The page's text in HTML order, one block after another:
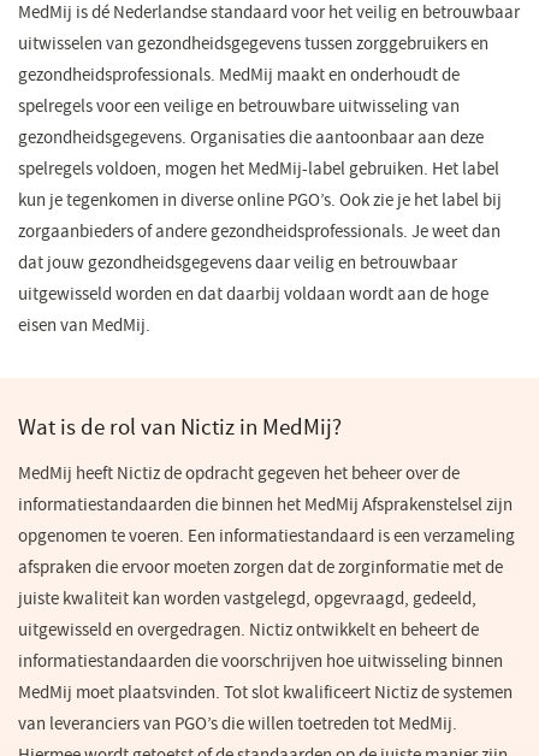
MedMij is dé Nederlandse standaard voor het veilig en betrouwbaar
uitwisselen van gezondheidsgegevens tussen zorggebruikers en
gezondheidsprofessionals. MedMij maakt en onderhoudt de
spelregels voor een veilige en betrouwbare uitwisseling van
gezondheidsgegevens. Organisaties die aantoonbaar aan deze
spelregels voldoen, mogen het MedMij-label gebruiken. Het label
kun je tegenkomen in diverse online PGO’s. Ook zie je het label bij
zorgaanbieders of andere gezondheidsprofessionals. Je weet dan
dat jouw gezondheidsgegevens daar veilig en betrouwbaar
uitgewisseld worden en dat daarbij voldaan wordt aan de hoge
eisen van MedMij.
Wat is de rol van Nictiz in MedMij?
MedMij heeft Nictiz de opdracht gegeven het beheer over de
informatiestandaarden die binnen het MedMij Afsprakenstelsel zijn
opgenomen te voeren. Een informatiestandaard is een verzameling
afspraken die ervoor moeten zorgen dat de zorginformatie met de
juiste kwaliteit kan worden vastgelegd, opgevraagd, gedeeld,
uitgewisseld en overgedragen. Nictiz ontwikkelt en beheert de
informatiestandaarden die voorschrijven hoe uitwisseling binnen
MedMij moet plaatsvinden. Tot slot kwalificeert Nictiz de systemen
van leveranciers van PGO’s die willen toetreden tot MedMij.